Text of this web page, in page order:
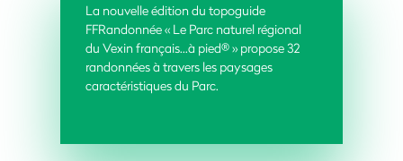
La nouvelle édition du topoguide
FFRandonnée « Le Parc naturel régional
du Vexin français…à pied® » propose 32
randonnées à travers les paysages
caractéristiques du Parc.